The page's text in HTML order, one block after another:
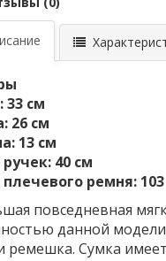
33 см
26 см
13 см
40 см
ремня:
повседневная
данной
ремешка. Сумка